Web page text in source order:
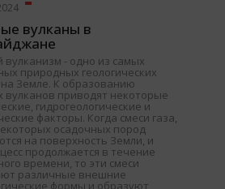
вулканы в
вулканизм - одно из самых
природных геологических
Земле. К образованию
вулканов приводят некоторые
гидрогеологические и
факторы. Когда смеси газа,
осадочных пород
на поверхность Земли, и
продолжается в течение
времени, то эти смеси
различные внешние
формы и образуют